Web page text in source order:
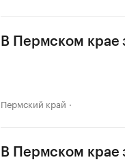
В Пермском крае
Пермский край
В Пермском крае